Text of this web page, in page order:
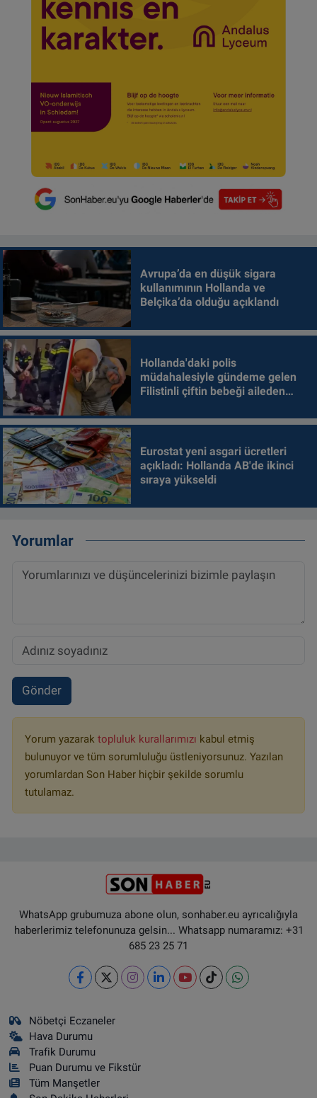
Avrupa’da en düşük sigara
kullanımının Hollanda ve
Belçika’da olduğu açıklandı
Hollanda'daki polis
müdahalesiyle gündeme gelen
Filistinli çiftin bebeği aileden
Eurostat yeni asgari ücretleri
açıkladı: Hollanda AB'de ikinci
sıraya yükseldi
Yorumlar
Gönder
Yorum yazarak topluluk kurallarımızı kabul etmiş
bulunuyor ve tüm sorumluluğu üstleniyorsunuz. Yazılan
yorumlardan Son Haber hiçbir şekilde sorumlu
tutulamaz.
WhatsApp grubumuza abone olun, sonhaber.eu ayrıcalığıyla
haberlerimiz telefonunuza gelsin... Whatsapp numaramız: +31
685 23 25 71
Nöbetçi Eczaneler
Hava Durumu
Trafik Durumu
Puan Durumu ve Fikstür
Tüm Manşetler